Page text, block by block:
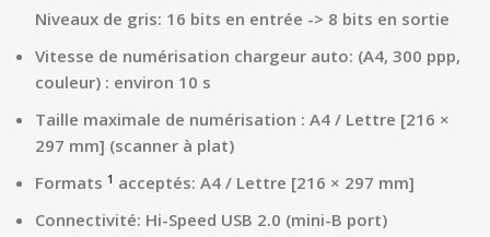
Niveaux de gris: 16 bits en entrée -> 8 bits en sortie
Vitesse de numérisation chargeur auto: (A4, 300 ppp,
couleur) : environ 10 s
Taille maximale de numérisation : A4 / Lettre [216 ×
297 mm] (scanner à plat)
Formats 1 acceptés: A4 / Lettre [216 × 297 mm]
Connectivité: Hi-Speed USB 2.0 (mini-B port)